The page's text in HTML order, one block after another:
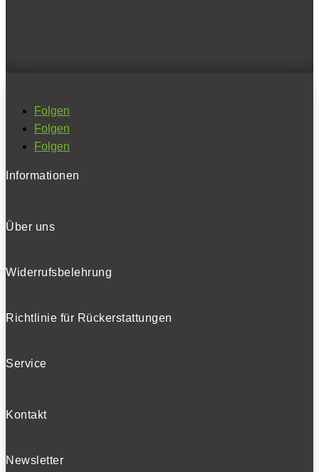
Folgen
Folgen
Folgen
Informationen
Über uns
Widerrufsbelehrung
Richtlinie für Rückerstattungen
Service
Kontakt
Newsletter